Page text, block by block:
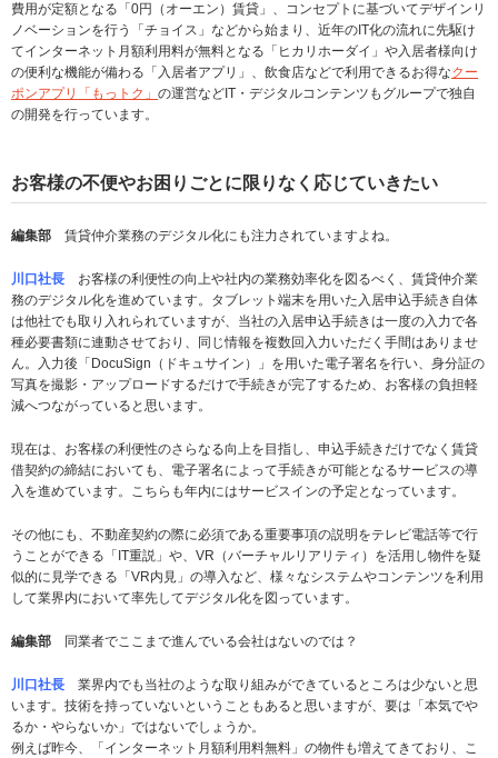
費用が定額となる「0円（オーエン）賃貸」、コンセプトに基づいてデザインリ
ノベーションを行う「チョイス」などから始まり、近年のIT化の流れに先駆け
てインターネット月額利用料が無料となる「ヒカリホーダイ」や入居者様向け
の便利な機能が備わる「入居者アプリ」、飲食店などで利用できるお得なクー
ポンアプリ「もっトク」 の運営などIT・デジタルコンテンツもグループで独自
の開発を行っています。
お客様の不便やお困りごとに限りなく応じていきたい
編集部 賃貸仲介業務のデジタル化にも注力されていますよね。
川口社長 お客様の利便性の向上や社内の業務効率化を図るべく、賃貸仲介業
務のデジタル化を進めています。タブレット端末を用いた入居申込手続き自体
は他社でも取り入れられていますが、当社の入居申込手続きは一度の入力で各
種必要書類に連動させており、同じ情報を複数回入力いただく手間はありませ
ん。入力後「DocuSign（ドキュサイン）」を用いた電子署名を行い、身分証の
写真を撮影・アップロードするだけで手続きが完了するため、お客様の負担軽
減へつながっていると思います。
現在は、お客様の利便性のさらなる向上を目指し、申込手続きだけでなく賃貸
借契約の締結においても、電子署名によって手続きが可能となるサービスの導
入を進めています。こちらも年内にはサービスインの予定となっています。
その他にも、不動産契約の際に必須である重要事項の説明をテレビ電話等で行
うことができる「IT重説」や、VR（バーチャルリアリティ）を活用し物件を疑
似的に見学できる「VR内見」の導入など、様々なシステムやコンテンツを利用
して業界内において率先してデジタル化を図っています。
編集部 同業者でここまで進んでいる会社はないのでは？
川口社長 業界内でも当社のような取り組みができているところは少ないと思
います。技術を持っていないということもあると思いますが、要は「本気でや
るか・やらないか」ではないでしょうか。
例えば昨今、「インターネット月額利用料無料」の物件も増えてきており、こ